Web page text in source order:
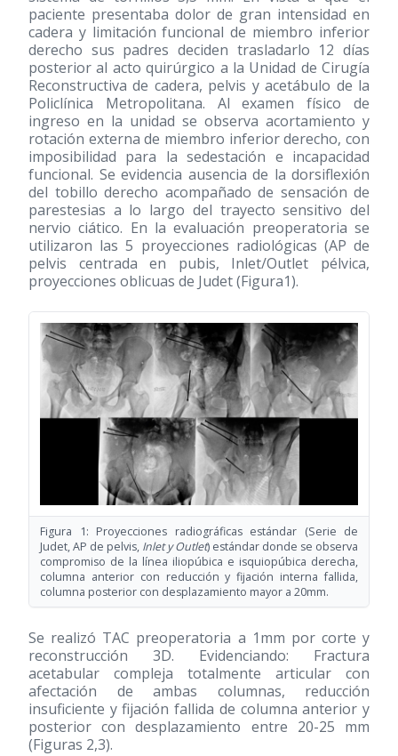
paciente presentaba dolor de gran intensidad en
cadera y limitación funcional de miembro inferior
derecho sus padres deciden trasladarlo 12 días
posterior al acto quirúrgico a la Unidad de Cirugía
Reconstructiva de cadera, pelvis y acetábulo de la
Policlínica Metropolitana. Al examen físico de
ingreso en la unidad se observa acortamiento y
rotación externa de miembro inferior derecho, con
imposibilidad para la sedestación e incapacidad
funcional. Se evidencia ausencia de la dorsiflexión
del tobillo derecho acompañado de sensación de
parestesias a lo largo del trayecto sensitivo del
nervio ciático. En la evaluación preoperatoria se
utilizaron las 5 proyecciones radiológicas (AP de
pelvis centrada en pubis, Inlet/Outlet pélvica,
proyecciones oblicuas de Judet (Figura1).
Figura 1: Proyecciones radiográficas estándar (Serie de
Judet, AP de pelvis, Inlet y Outlet) estándar donde se observa
compromiso de la línea iliopúbica e isquiopúbica derecha,
columna anterior con reducción y fijación interna fallida,
columna posterior con desplazamiento mayor a 20mm.
Se realizó TAC preoperatoria a 1mm por corte y
reconstrucción 3D. Evidenciando: Fractura
acetabular compleja totalmente articular con
afectación de ambas columnas, reducción
insuficiente y fijación fallida de columna anterior y
posterior con desplazamiento entre 20-25 mm
(Figuras 2,3).